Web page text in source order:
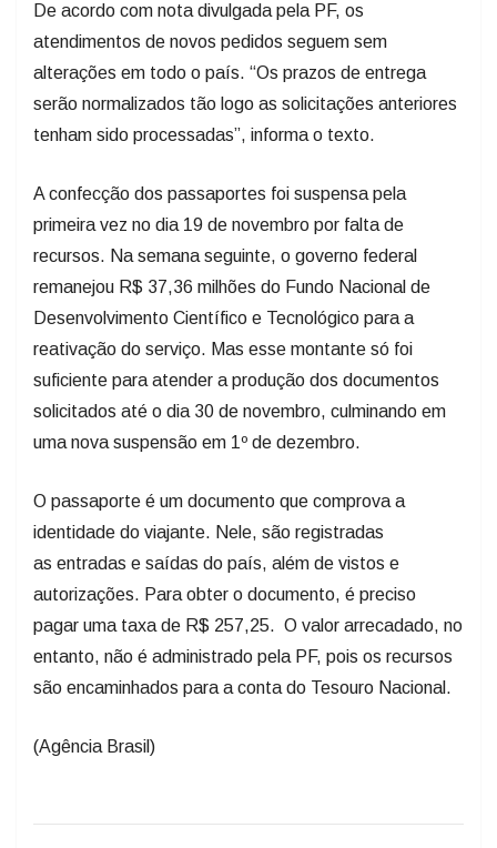
De acordo com nota divulgada pela PF, os
atendimentos de novos pedidos seguem sem
alterações em todo o país. “Os prazos de entrega
serão normalizados tão logo as solicitações anteriores
tenham sido processadas”, informa o texto.
A confecção dos passaportes foi suspensa pela
primeira vez no dia 19 de novembro por falta de
recursos. Na semana seguinte, o governo federal
remanejou R$ 37,36 milhões do Fundo Nacional de
Desenvolvimento Científico e Tecnológico para a
reativação do serviço. Mas esse montante só foi
suficiente para atender a produção dos documentos
solicitados até o dia 30 de novembro, culminando em
uma nova suspensão em 1º de dezembro.
O passaporte é um documento que comprova a
identidade do viajante. Nele, são registradas
as entradas e saídas do país, além de vistos e
autorizações. Para obter o documento, é preciso
pagar uma taxa de R$ 257,25. O valor arrecadado, no
entanto, não é administrado pela PF, pois os recursos
são encaminhados para a conta do Tesouro Nacional.
(Agência Brasil)